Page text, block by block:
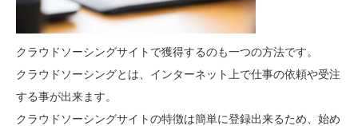
クラウドソーシングサイトで獲得するのも一つの方法です。
クラウドソーシングとは、インターネット上で仕事の依頼や受注
する事が出来ます。
クラウドソーシングサイトの特徴は簡単に登録出来るため、始め